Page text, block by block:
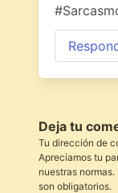
Deja tu
Tu dirección de
Apreciamos tu
nuestras
son obligatorios.